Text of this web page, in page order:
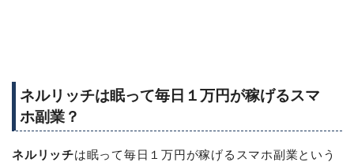
ネルリッチは眠って毎日１万円が稼げるスマ
ホ副業？
ネルリッチは眠って毎日１万円が稼げるスマホ副業という